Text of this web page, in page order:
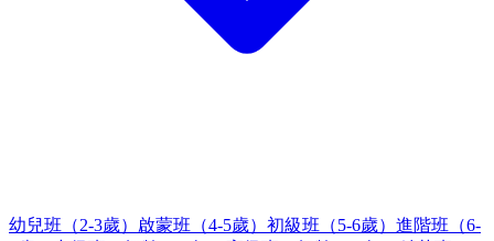
幼兒班（2-3歲） 啟蒙班（4-5歲） 初級班（5-6歲） 進階班（6-